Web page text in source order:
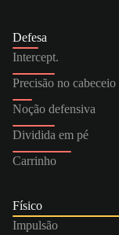
Defesa
Intercept.
Precisão no cabeceio
Noção defensiva
Dividida em pé
Carrinho
Físico
Impulsão